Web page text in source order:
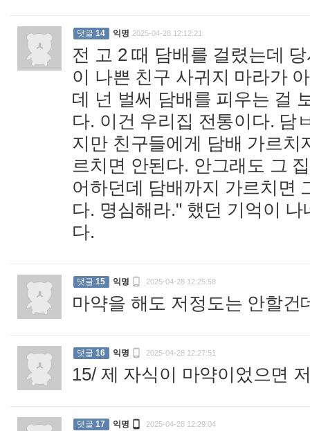
댓글 14 익명 2025-04-28 12:12:21
전 고 2 때 담배를 걸렸는데
이 나쁜 친구 사귀지 마라가
데 넌 벌써 담배를 피우는 걸
다. 이건 우리집 전통이다. 담
지만 친구들에게 담배 가르치
르치면 안된다. 안그래도 그
어하던데 담배까지 가르치면
다. 명심해라." 했던 기억이
다.
댓글 15 익명  2025-04-28 12:25:58
마약을 해도 저정도는 안할
댓글 16 익명  2025-04-28 12:27:51
15/ 제 자식이 마약이었으면
댓글 17 익명  2025-04-28 12:29:04